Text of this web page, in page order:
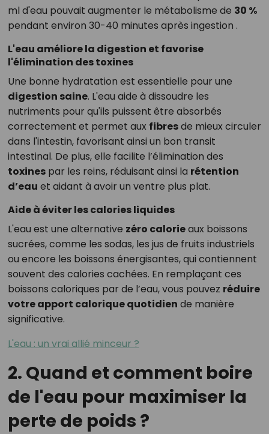
ml d'eau pouvait augmenter le métabolisme de 30 %
pendant environ 30-40 minutes après ingestion .
L'eau améliore la digestion et favorise
l'élimination des toxines
Une bonne hydratation est essentielle pour une
digestion saine. L'eau aide à dissoudre les
nutriments pour qu'ils puissent être absorbés
correctement et permet aux fibresde mieux circuler
dans l'intestin, favorisant ainsi un bon transit
intestinal. De plus, elle facilite l’élimination des
toxinespar les reins, réduisant ainsi la rétention
d’eau et aidant à avoir un ventre plus plat.
Aide à éviter les calories liquides
L'eau est une alternative zéro calorieaux boissons
sucrées, comme les sodas, les jus de fruits industriels
ou encore les boissons énergisantes, qui contiennent
souvent des calories cachées. En remplaçant ces
boissons caloriques par de l’eau, vous pouvez réduire
votre apport calorique quotidien de manière
significative.
L'eau : un vrai allié minceur ?
2. Quand et comment boire
de l'eau pour maximiser la
perte de poids ?